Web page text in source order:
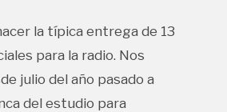
la típica entrega de 13
para la radio. Nos
julio del año pasado a
del estudio para